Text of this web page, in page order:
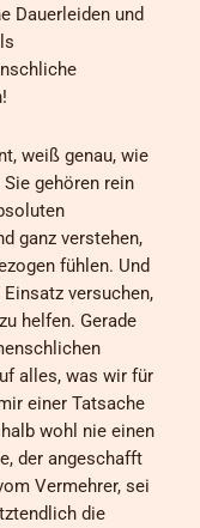
Dauerleiden und
weiß genau, wie
gehören rein
ganz verstehen,
fühlen. Und
versuchen,
helfen. Gerade
alles, was wir für
einer Tatsache
wohl nie einen
der angeschafft
Vermehrer, sei
die